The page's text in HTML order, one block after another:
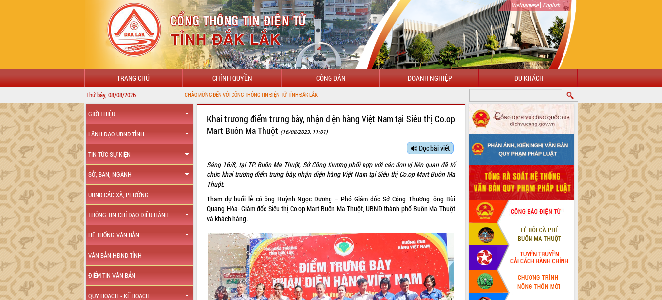
Vietnamese| English
TRANG CHỦ CHÍNH QUYỀN CÔNG DÂN DOANH NGHIỆP DU KHÁCH
Thứ bảy, 08/08/2026CHÀO MỪNG ĐẾN VỚI CỔNG THÔNG TIN ĐIỆN TỬ TỈNH ĐẮK LẮK
GIỚI THIỆU
LÃNH ĐẠO UBND TỈNH
TIN TỨC SỰ KIỆN
SỞ, BAN, NGÀNH
UBND CÁC XÃ, PHƯỜNG
THÔNG TIN CHỈ ĐẠO ĐIỀU HÀNH
HỆ THỐNG VĂN BẢN
VĂN BẢN HĐND TỈNH
ĐIỂM TIN VĂN BẢN
QUY HOẠCH - KẾ HOẠCH
Khai trương điểm trưng bày, nhận diện hàng Việt Nam tại Siêu thị Co.op
Mart Buôn Ma Thuột (16/08/2023, 11:01)
Đọc bài viết
Sáng 16/8, tại TP. Buôn Ma Thuột, Sở Công thương phối hợp với các đơn vị liên quan đã tổ
chức khai trương điểm trưng bày, nhận diện hàng Việt Nam tại Siêu thị Co.op Mart Buôn Ma
Thuột.
Tham dự buổi lễ có ông Huỳnh Ngọc Dương – Phó Giám đốc Sở Công Thương, ông Bùi
Quang Hòa- Giám đốc Siêu thị Co.op Mart Buôn Ma Thuột, UBND thành phố Buôn Ma Thuột
và khách hàng.